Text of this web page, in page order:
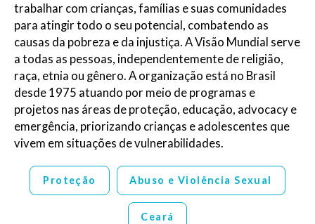
trabalhar com crianças, famílias e suas comunidades
para atingir todo o seu potencial, combatendo as
causas da pobreza e da injustiça. A Visão Mundial serve
a todas as pessoas, independentemente de religião,
raça, etnia ou gênero. A organização está no Brasil
desde 1975 atuando por meio de programas e
projetos nas áreas de proteção, educação, advocacy e
emergência, priorizando crianças e adolescentes que
vivem em situações de vulnerabilidades.
Proteção Abuso e Violência Sexual
Ceará